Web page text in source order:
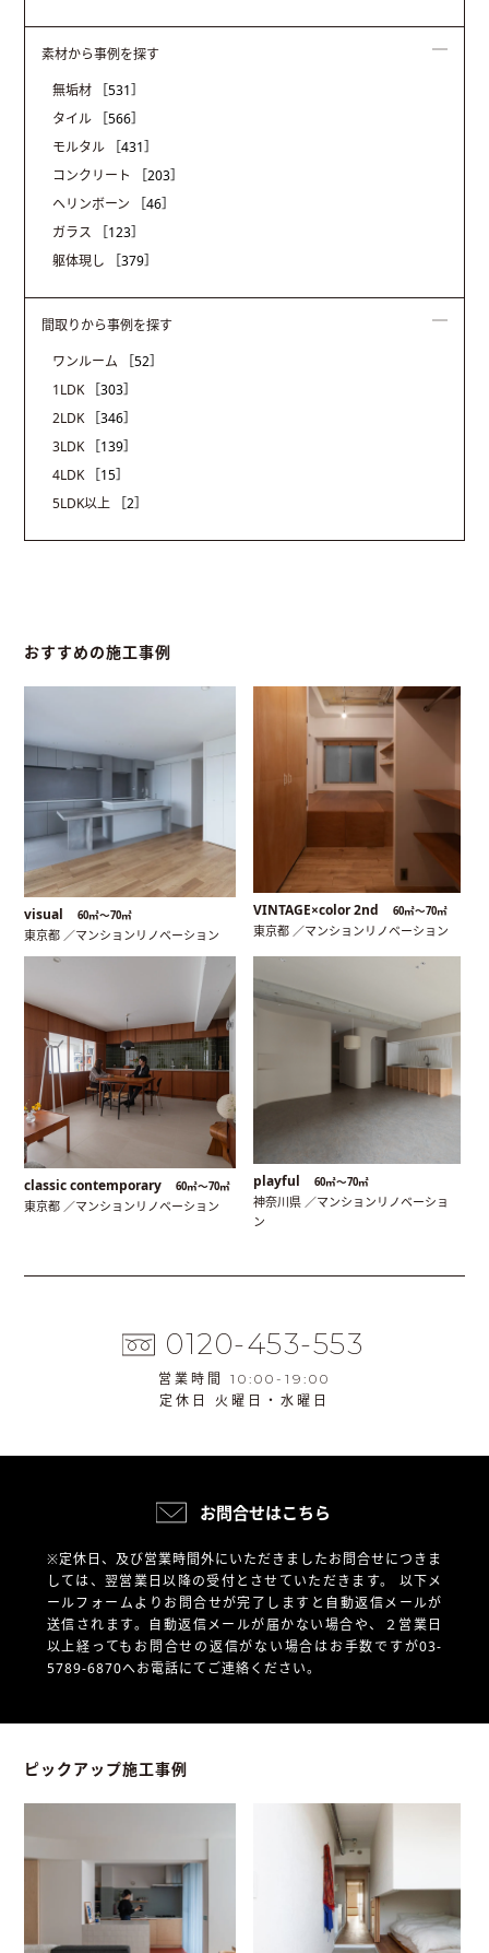
素材から事例を探す
無垢材
［531］
タイル
［566］
モルタル
［431］
コンクリート
［203］
ヘリンボーン
［46］
ガラス
［123］
躯体現し
［379］
間取りから事例を探す
ワンルーム
［52］
1LDK
［303］
2LDK
［346］
3LDK
［139］
4LDK
［15］
5LDK以上
［2］
おすすめの施工事例
visual 60㎡〜70㎡
東京都 ／マンションリノベーション
VINTAGE×color 2nd 60㎡〜70㎡
東京都 ／マンションリノベーション
classic contemporary 60㎡〜70㎡
東京都 ／マンションリノベーション
playful 60㎡〜70㎡
神奈川県 ／マンションリノベーショ
ン
0120-453-553
営業時間 10:00-19:00
定休日 火曜日・水曜日
お問合せはこちら
※定休日、及び営業時間外にいただきましたお問合せにつきま
しては、翌営業日以降の受付とさせていただきます。 以下メ
ールフォームよりお問合せが完了しますと自動返信メールが
送信されます。自動返信メールが届かない場合や、
２営業日
以上経ってもお問合せの返信がない場合はお手数ですが03-
5789-6870へお電話にてご連絡ください。
ピックアップ施工事例